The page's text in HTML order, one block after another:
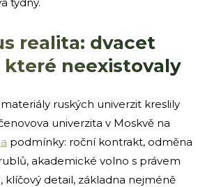
realita: dvacet
neexistovaly
ruských univerzit kreslily
univerzita v Moskvě na
podmínky: roční kontrakt, odměna
akademické volno s právem
klíčový detail, základna nejméně